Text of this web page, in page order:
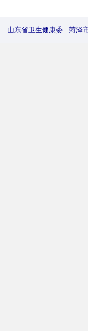
山东省卫生健康委 菏泽